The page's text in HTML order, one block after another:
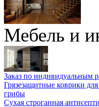
Мебель и
Заказ по индивидуальным
Грязезащитные коврики
грибы
Сухая строганная